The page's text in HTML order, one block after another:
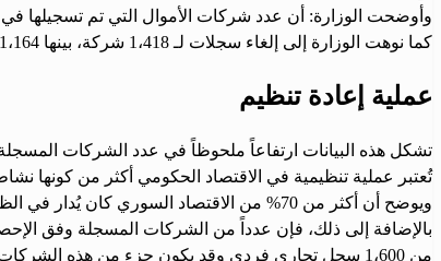
وأوضحت الوزارة: أن عدد شركات الأموال التي تم تسجيلها في الأشهر التسعة الأولى من العام
كما نوهت الوزارة إلى إلغاء سجلات لـ 1،418 شركة، بينها 1،164 سجلاً تجارياً فردياً، و254 شركة مسجلة بشركات الأشخاص.
عملية إعادة تنظيم
تشكل هذه البيانات ارتفاعاً ملحوظاً في عدد الشركات المسجلة
تُعتبر عملية تنظيمية في الاقتصاد الحكومي أكثر من كونها
ويوضح أن أكثر من 70% من الاقتصاد السوري كان يُدار في الظل من دون تراخيص، وبعد استعادة السيطرة يتم تحويل قسماً منها للعمل تحت إطار حكومي وتطبيق النظام الضريبي العام عليها.
بالإضافة إلى ذلك، فإن عدداً من الشركات المسجلة وفق
من 1،600 سجل تجاري فردي وقد يكون جزء من هذه